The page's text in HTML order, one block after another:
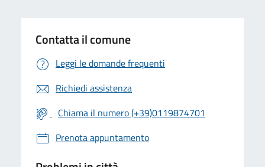
Contatta il comune
Leggi le domande frequenti
Richiedi assistenza
Chiama il numero (+39)0119874701
Prenota appuntamento